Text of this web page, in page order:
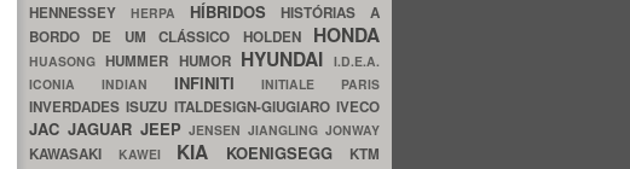
HENNESSEY HERPA HÍBRIDOSHISTÓRIAS A
BORDO DE UM CLÁSSICO HOLDEN HONDA
HUASONGHUMMER HUMOR HYUNDAI I.D.E.A.
ICONIA INDIAN INFINITIINITIALE PARIS
INVERDADESISUZU ITALDESIGN-GIUGIAROIVECO
JAC JAGUAR JEEPJENSENJIANGLINGJONWAY
KAWASAKI KAWEI KIA KOENIGSEGG KTM